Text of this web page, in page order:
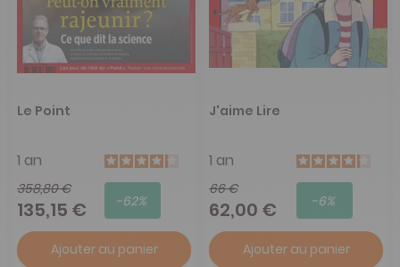
Le Point
1 an
358,80 €
135,15 € -62%
Ajouter au panier
J'aime Lire
1 an
66 €
62,00 € -6%
Ajouter au panier